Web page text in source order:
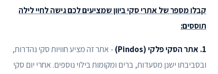
קבלו מספר של אתרי סקי ביוון שמציעים לכם גישה לחיי לילה
תוססים:
1. אתר הסקי פלקי (Pindos)
- אתר זה מציע חוויות סקי נהדרות,
ובסביבתו ישנן מסעדות, ברים ומקומות בילוי נוספים. אחרי יום סקי